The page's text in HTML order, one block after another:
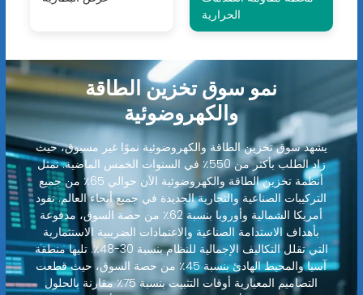
الحرارية
نمو سوق تخزين الطاقة
والكهروضوئية
يشهد سوق تخزين الطاقة والكهروضوئية نموًا غير مسبوق، حيث
زاد الطلب بأكثر من 550٪ في السنوات الخمس الماضية. تمثل
أنظمة تخزين الطاقة والكهروضوئية الآن حوالي 65٪ من جميع
التركيبات الصناعية والتجارية الجديدة في جميع أنحاء العالم. تقود
أمريكا الشمالية وأوروبا بنسبة 62٪ من حصة السوق، مدفوعة
بأهداف الاستدامة الصناعية والاعتمادات الضريبية الاستثمارية
التي تقلل التكاليف الإجمالية للنظام بنسبة 30-48٪. تليها منطقة
آسيا والمحيط الهادئ بنسبة 45٪ من حصة السوق، حيث قطعت
التصاميم المعيارية أوقات التثبيت بنسبة 75٪ مقارنة بالحلول